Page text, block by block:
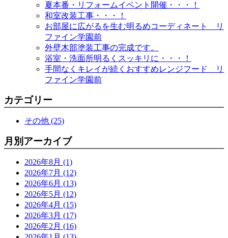
夏本番・リフォームイベント開催・・・！
和室改装工事・・・！
お部屋に広がるを生む明るめコーディネート リ
ファイン学園前
外壁木部塗装工事の完成です。
浴室・洗面所明るくスッキリに・・・！
手間なくキレイが続くおすすめレンジフード リ
ファイン学園前
カテゴリー
その他 (25)
月別アーカイブ
2026年8月 (1)
2026年7月 (12)
2026年6月 (13)
2026年5月 (12)
2026年4月 (15)
2026年3月 (17)
2026年2月 (16)